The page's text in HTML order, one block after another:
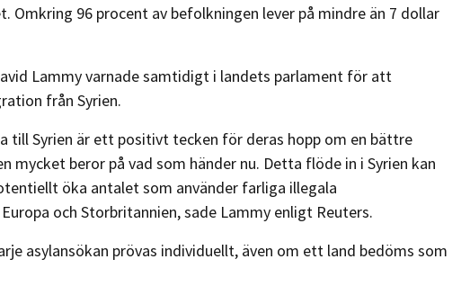
96 procent av befolkningen lever på mindre än 7 dollar
Lammy varnade samtidigt i landets parlament för att
från Syrien.
till Syrien är ett positivt tecken för deras hopp om en bättre
mycket beror på vad som händer nu. Detta flöde in i Syrien kan
öka antalet som använder farliga illegala
och Storbritannien, sade Lammy enligt Reuters.
asylansökan prövas individuellt, även om ett land bedöms som